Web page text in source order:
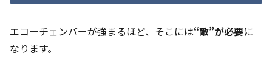
エコーチェンバーが強まるほど、そこには“敵”が必要に
なります。